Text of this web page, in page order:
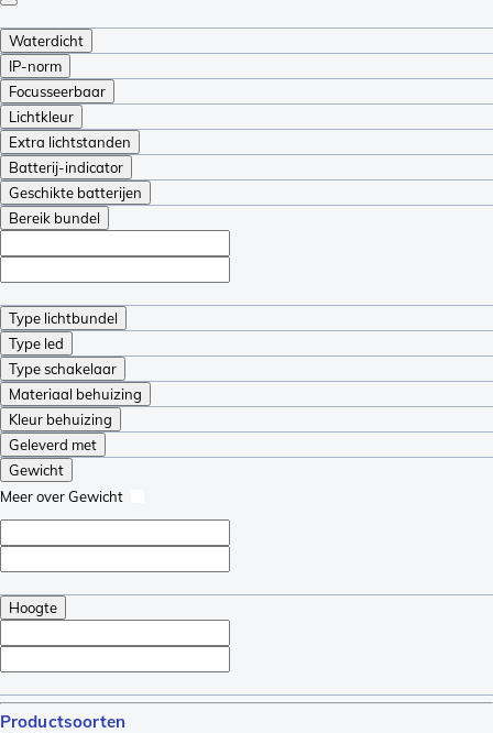
Waterdicht
IP-norm
Focusseerbaar
Lichtkleur
Extra lichtstanden
Batterij-indicator
Geschikte batterijen
Bereik bundel
Type lichtbundel
Type led
Type schakelaar
Materiaal behuizing
Kleur behuizing
Geleverd met
Gewicht
Meer over Gewicht
Hoogte
Productsoorten